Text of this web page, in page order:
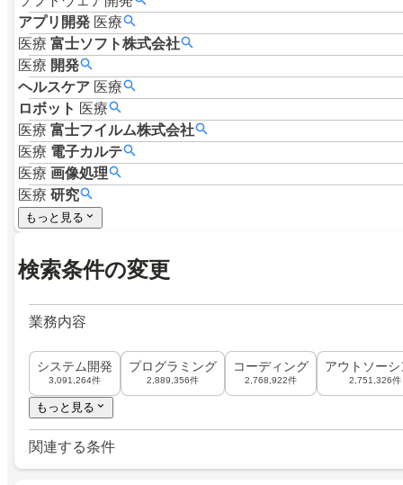
アプリ開発 医療
医療 富士ソフト株式会社
医療 開発
ヘルスケア 医療
ロボット 医療
医療 富士フイルム株式会社
医療 電子カルテ
医療 画像処理
医療 研究
もっと見る
検索条件の変更
業務内容
システム開発
3,091,264件
プログラミング
2,889,356件
コーディング
2,768,922件
アウトソー
2,751,326件
もっと見る
関連する条件